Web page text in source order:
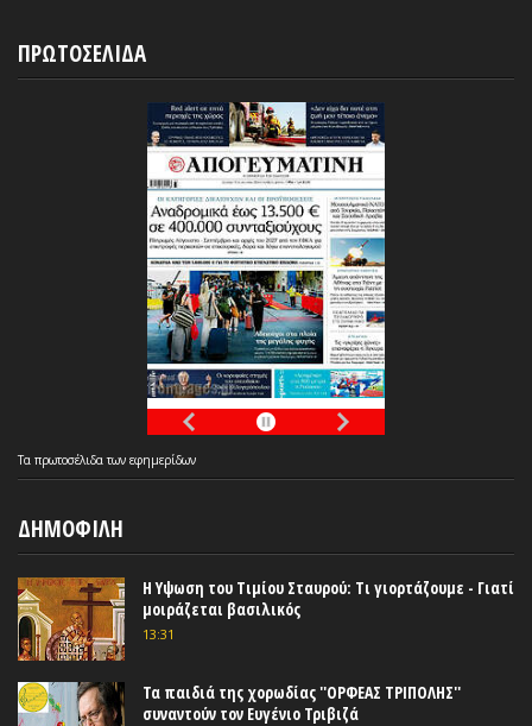
ΠΡΩΤΟΣΕΛΙΔΑ
Τα πρωτοσέλιδατων εφημερίδων
ΔΗΜΟΦΙΛΗ
Η Υψωση του Τιμίου Σταυρού: Τι γιορτάζουμε - Γιατί
μοιράζεται βασιλικός
13:31
Τα παιδιά της χορωδίας ''ΟΡΦΕΑΣ ΤΡΙΠΟΛΗΣ''
συναντούν τον Ευγένιο Τριβιζά